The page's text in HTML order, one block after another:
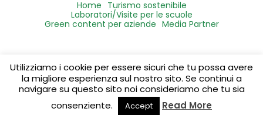
Home Turismo sostenibile
Laboratori/Visite per le scuole
Green content per aziende Media Partner
Utilizziamo i cookie per essere sicuri che tu possa avere
la migliore esperienza sul nostro sito. Se continui a
navigare su questo sito noi consideriamo che tu sia
consenziente.
Accept Read More